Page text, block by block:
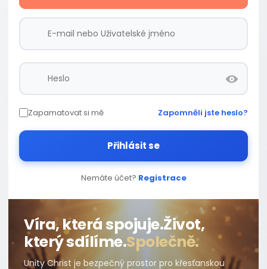
Zapamatovat si mě Zapomněli jste heslo?
Přihlásit se
Nemáte účet? Registrace
Víra, která spojuje.Život,
který sdílíme.Společně.
Unity Christ je bezpečný prostor pro křesťanskou